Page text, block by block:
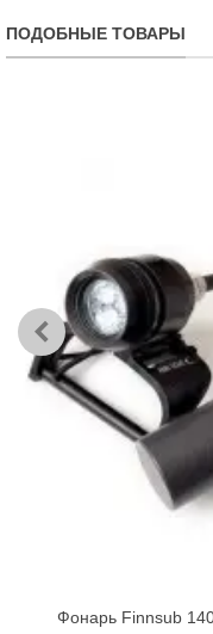
ПОДОБНЫЕ ТОВАРЫ
Фонарь Finnsub